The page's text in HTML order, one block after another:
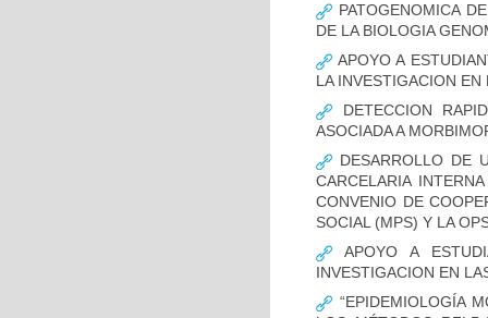
PATOGENOMICA
DE LA BIOLOGIA
APOYO A
LA INVESTIGACION EN
DETECCION
ASOCIADA A
DESARROLLO DE
CARCELARIA
CONVENIO DE
SOCIAL (MPS) Y LA
APOYO A
INVESTIGACION EN
“EPIDEMIOLOGÍA